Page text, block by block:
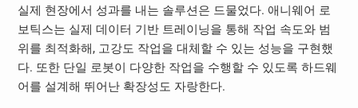
실제 현장에서 성과를 내는 솔루션은 드물었다. 애니웨어 로
보틱스는 실제 데이터 기반 트레이닝을 통해 작업 속도와 범
위를 최적화해, 고강도 작업을 대체할 수 있는 성능을 구현했
다. 또한 단일 로봇이 다양한 작업을 수행할 수 있도록 하드웨
어를 설계해 뛰어난 확장성도 자랑한다.